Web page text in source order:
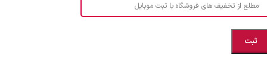
مطلع از تخفیف های فروشگاه با ثبت موبایل